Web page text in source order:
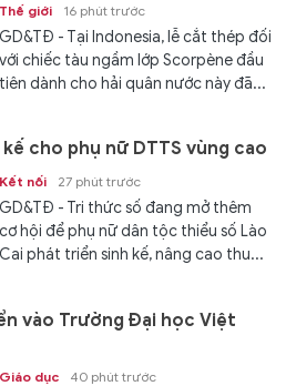
Thế giới 16 phút trước
GD&TĐ - Tại Indonesia, lễ cắt thép đối
với chiếc tàu ngầm lớp Scorpène đầu
tiên dành cho hải quân nước này đã...
cho phụ nữ DTTS vùng cao
Kết nối 27 phút trước
GD&TĐ - Tri thức số đang mở thêm
cơ hội để phụ nữ dân tộc thiểu số Lào
Cai phát triển sinh kế, nâng cao thu...
vào Trường Đại học Việt
Giáo dục 40 phút trước